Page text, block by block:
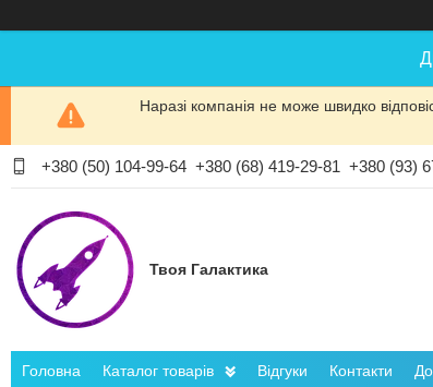
Наразі компанія не може швидко
+380 (50) 104-99-64 +380 (68) 419-29-81 +380 (93)
Твоя Галактика
Головна Каталог товарів Відгуки Контакти